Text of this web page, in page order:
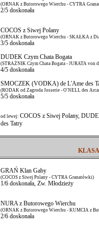
(ORNAK z Butorowego Wierchu - CYTRA
2/5 doskonała
COCOS z Siwej Polany
(ORNAK z Butorowego Wierchu - SKAŁKA z
3/5 doskonała
DUDEK Czym Chata Bogata
(STRAŻNIK Czym Chata Bogata - JURATA von
4/5 doskonała
SMOCZEK (VODKA) de L'Ame des
(RODAK od Zagroda Josserie - O'NELL des
5/5 doskonała
od lewej: COCOS z Siwej Polany,
des Tatry
GRAŃ Klan Gaby
(COCOS z Siwej Polany - CYTRA Granatówki)
1/6 doskonała, Zw. Młodzieży
NURA z Butorowego Wierchu
(ORNAK z Butorowego Wierchu - KUMCIA z
2/6 doskonała